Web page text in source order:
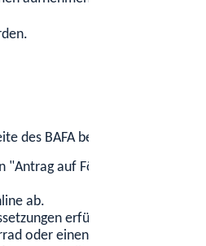
des BAFA beantragen.
auf Förderung von E-
ab.
erfüllt sind, erteilt das
oder einen E-